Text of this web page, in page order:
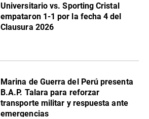
Universitario vs. Sporting Cristal
empataron 1-1 por la fecha 4 del
Clausura 2026
Marina de Guerra del Perú presenta
B.A.P. Talara para reforzar
transporte militar y respuesta ante
emergencias